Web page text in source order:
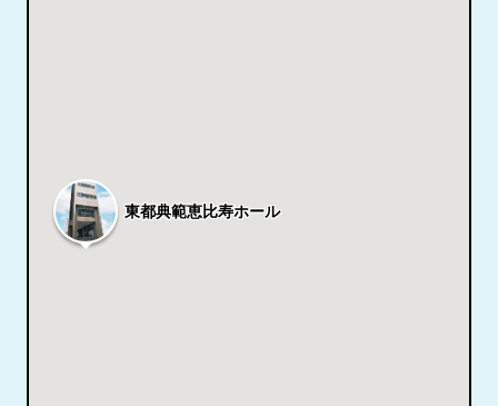
東都典範恵比寿ホール